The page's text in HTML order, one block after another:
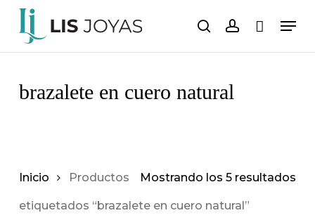
Saltar
contenido
buscarcuenta
Carro Cerrar
brazalete en cuero natural
Mostrando los 5 resultados
Inicio Productos
etiquetados “brazalete en cuero natural”